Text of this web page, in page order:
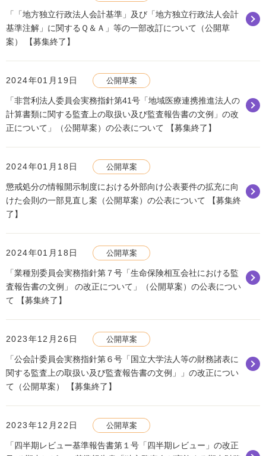
「「地方独立行政法人会計基準」及び「地方独立行政法人会計
基準注解」に関するＱ＆Ａ」等の一部改訂について（公開草
案） 【募集終了】
2024年01月19日 公開草案
「非営利法人委員会実務指針第41号「地域医療連携推進法人の
計算書類に関する監査上の取扱い及び監査報告書の文例」の改
正について」（公開草案）の公表について 【募集終了】
2024年01月18日 公開草案
懲戒処分の情報開示制度における外部向け公表要件の拡充に向
けた会則の一部見直し案（公開草案）の公表について 【募集終
了】
2024年01月18日 公開草案
「業種別委員会実務指針第７号「生命保険相互会社における監
査報告書の文例」 の改正について」（公開草案）の公表につい
て 【募集終了】
2023年12月26日 公開草案
「公会計委員会実務指針第６号「国立大学法人等の財務諸表に
関する監査上の取扱い及び監査報告書の文例」」の改正につい
て（公開草案） 【募集終了】
2023年12月22日 公開草案
「四半期レビュー基準報告書第１号「四半期レビュー」の改正